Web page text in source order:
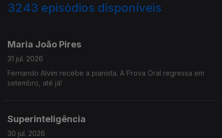
3243 episódios disponíveis
Maria João Pires
31 jul. 2026
Fernando Alvim recebe a pianista. A Prova Oral regressa em
setembro, até já!
Superinteligência
30 jul. 2026